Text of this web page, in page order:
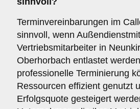
Terminvereinbarungen im
sinnvoll, wenn
Vertriebsmitarbeiter in
Oberhorbach entlastet
professionelle Terminierung
Ressourcen effizient genutzt
Erfolgsquote gesteigert